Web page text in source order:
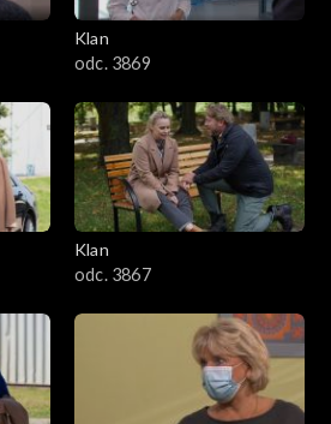
Klan
odc. 3869
Klan
odc. 3867